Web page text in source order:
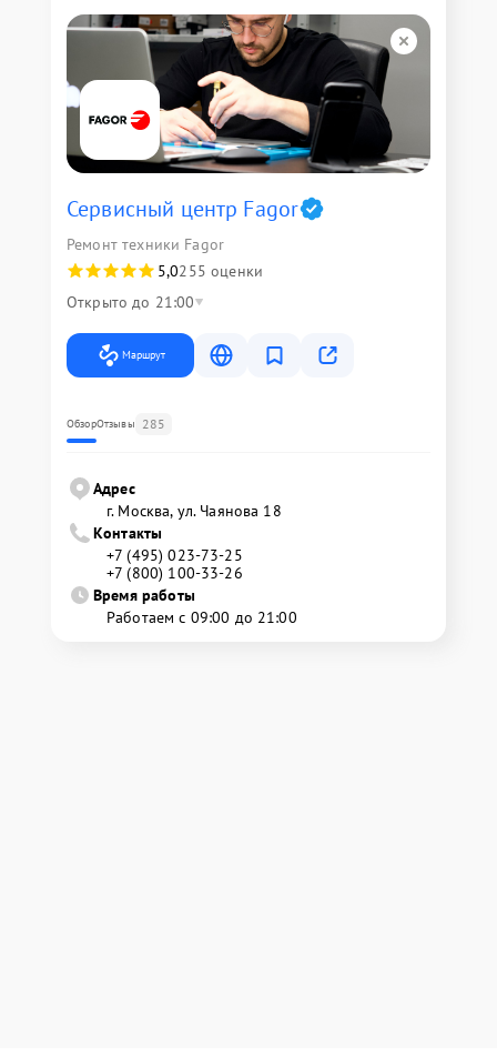
Сервисный центр Fagor
Ремонт техники Fagor
5,0255 оценки
Открыто до 21:00
Маршрут
ОбзорОтзывы 285
Адрес
г. Москва, ул. Чаянова 18
Контакты
+7 (495) 023-73-25
+7 (800) 100-33-26
Время работы
Работаем с 09:00 до 21:00